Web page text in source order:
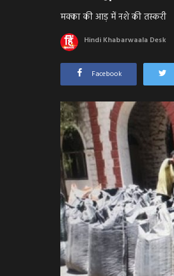
मक्का की आड़ में नशे की तस्करी
Hindi Khabarwaala Desk
Facebook